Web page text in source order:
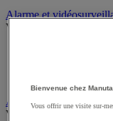
Alarme et
Voir toute la catégorie
Armoire de sécurité et
Voir toute la catégorie
Bienvenue chez
Vous offrir une visite sur-